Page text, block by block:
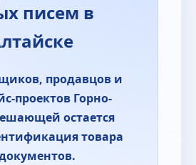
писем в
продавцов и
проектов Горно-
остается
товара